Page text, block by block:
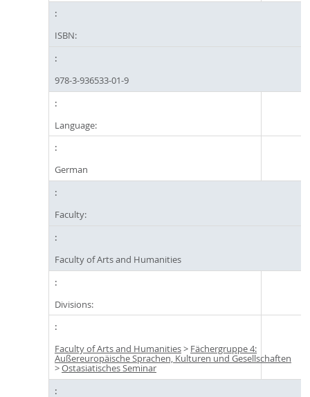
ISBN:
978-3-936533-01-9
Language:
German
Faculty:
Faculty of Arts and Humanities
Divisions:
Faculty of Arts and Humanities> Fächergruppe 4:
Außereuropäische Sprachen, Kulturen und Gesellschaften
>Ostasiatisches Seminar